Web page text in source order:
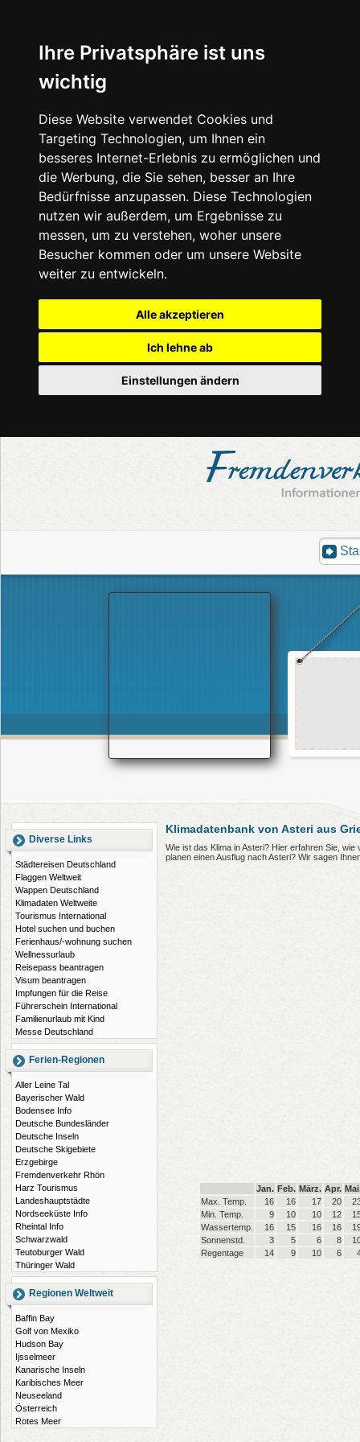
Ihre Privatsphäre ist uns
wichtig
Diese Website verwendet Cookies und
Targeting Technologien, um Ihnen ein
besseres Internet-Erlebnis zu ermöglichen und
die Werbung, die Sie sehen, besser an Ihre
Bedürfnisse anzupassen. Diese Technologien
nutzen wir außerdem, um Ergebnisse zu
messen, um zu verstehen, woher unsere
Besucher kommen oder um unsere Website
weiter zu entwickeln.
Alle akzeptieren
Ich lehne ab
Einstellungen ändern
Diverse Links
Städtereisen Deutschland
Flaggen Weltweit
Wappen Deutschland
Klimadaten Weltweite
Tourismus International
Hotel suchen und buchen
Ferienhaus/-wohnung suchen
Wellnessurlaub
Reisepass beantragen
Visum beantragen
Impfungen für die Reise
Führerschein International
Familienurlaub mit Kind
Messe Deutschland
Ferien-Regionen
Aller Leine Tal
Bayerischer Wald
Bodensee Info
Deutsche Bundesländer
Deutsche Inseln
Deutsche Skigebiete
Erzgebirge
Fremdenverkehr Rhön
Harz Tourismus
Landeshauptstädte
Nordseeküste Info
Rheintal Info
Schwarzwald
Teutoburger Wald
Thüringer Wald
Regionen Weltweit
Baffin Bay
Golf von Mexiko
Hudson Bay
Ijsselmeer
Kanarische Inseln
Karibisches Meer
Neuseeland
Österreich
Rotes Meer
Klimadatenbank von Asteri aus
Wie ist das Klima in Asteri? Hier erfahren Sie,
planen einen Ausflug nach Asteri? Wir sagen
Jan. Feb. März. Apr.
Max. Temp.
16 16 17 20
Min. Temp.
9 10 10 12
Wassertemp.
16 15 16 16
Sonnenstd.
3 5 6 8
Regentage
14 9 10 6